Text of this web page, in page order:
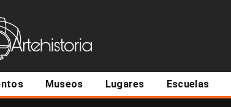
Museos Lugares Escuelas